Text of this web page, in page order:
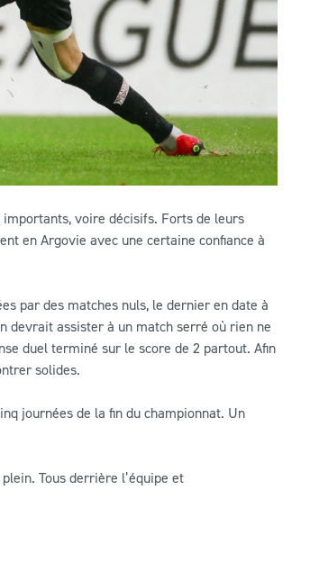
voire décisifs. Forts de leurs
en Argovie avec une certaine confiance à
par des matches nuls, le dernier en date à
devrait assister à un match serré où rien ne
duel terminé sur le score de 2 partout. Afin
solides.
journées de la fin du championnat. Un
Tous derrière l’équipe et